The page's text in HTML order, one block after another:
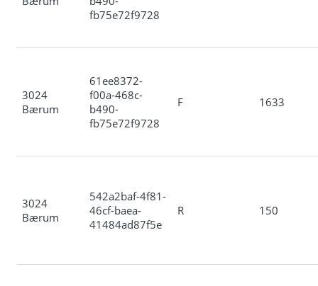
fb75e72f9728
3024
Bærum
61ee8372-
f00a-468c-
b490-
fb75e72f9728
F 1633
3024
Bærum
542a2baf-4f81-
46cf-baea-
41484ad87f5e
R 150